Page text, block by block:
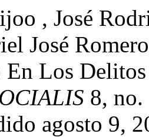
, José
José
En Los
8,
agosto 9,